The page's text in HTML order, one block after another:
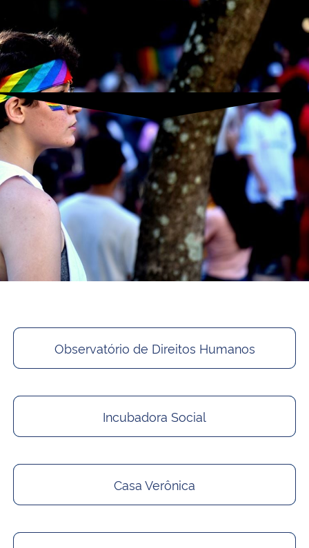
Observatório de Direitos Humanos
Incubadora Social
Casa Verônica